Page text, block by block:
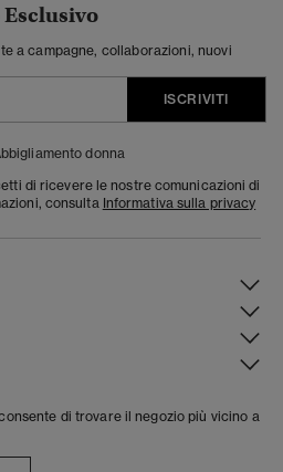
Esclusivo
a campagne, collaborazioni, nuovi
ISCRIVITI
donna
di ricevere le nostre comunicazioni di
consulta Informativa sulla privacy
di trovare il negozio più vicino a